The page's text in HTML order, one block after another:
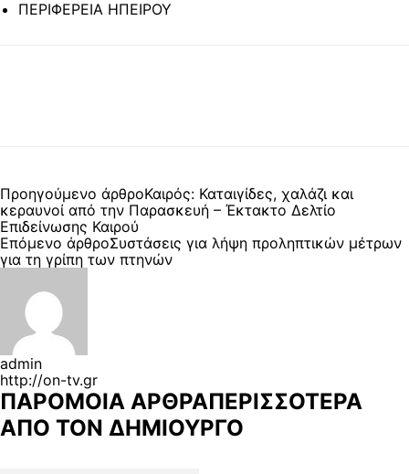
ΠΕΡΙΦΕΡΕΙΑ ΗΠΕΙΡΟΥ
Προηγούμενο άρθροΚαιρός: Καταιγίδες, χαλάζι και
κεραυνοί από την Παρασκευή – Έκτακτο Δελτίο
Επιδείνωσης Καιρού
Επόμενο άρθροΣυστάσεις για λήψη προληπτικών μέτρων
για τη γρίπη των πτηνών
admin
http://on-tv.gr
ΠΑΡΟΜΟΙΑ ΑΡΘΡΑΠΕΡΙΣΣΟΤΕΡΑ
ΑΠΟ ΤΟΝ ΔΗΜΙΟΥΡΓΟ